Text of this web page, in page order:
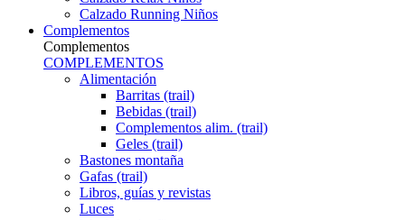
Calzado Running Niños
Complementos
Complementos
COMPLEMENTOS
Alimentación
Barritas (trail)
Bebidas (trail)
Complementos alim. (trail)
Geles (trail)
Bastones montaña
Gafas (trail)
Libros, guías y revistas
Luces